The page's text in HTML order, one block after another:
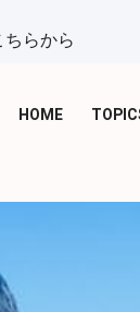
らから
HOME